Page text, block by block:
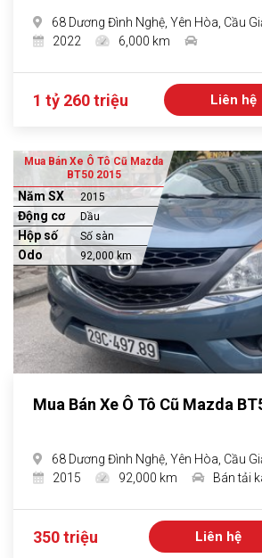
68 Dương Đình Nghệ, Yên Hòa, Cầu
2022
6,000 km
1 tỷ 260 triệu Liên hệ
Mua Bán Xe Ô Tô Cũ Mazda
BT50 2015
Năm SX 2015
Động cơ Dầu
Hộp số Số sàn
Odo 92,000 km
Mua Bán Xe Ô Tô Cũ Mazda
68 Dương Đình Nghệ, Yên Hòa, Cầu
2015
92,000 km Bán tải
350 triệu Liên hệ